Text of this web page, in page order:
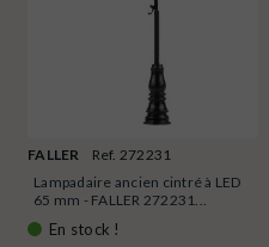
FALLER
Ref. 272231
Lampadaire ancien cintré à LED
65 mm - FALLER 272231...
En stock !